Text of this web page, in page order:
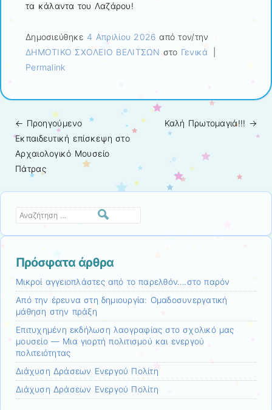
τα κάλαντα του Λαζάρου!
Δημοσιεύθηκε 4 Απριλίου 2026 από τον/την
ΔΗΜΟΤΙΚΟ ΣΧΟΛΕΙΟ ΒΕΛΙΤΣΩΝ στο Γενικά
Permalink
Πλοήγηση άρθρων
← Προηγούμενo
Εκπαιδευτική επίσκεψη στο
Αρχαιολογικό Μουσείο
Πάτρας
Καλή Πρωτομαγιά!!! →
Αναζήτηση
Πρόσφατα άρθρα
Μικροί αγγειοπλάστες από το παρελθόν….στο παρόν
Από την έρευνα στη δημιουργία: Ομαδοσυνεργατική
μάθηση στην πράξη
Επιτυχημένη εκδήλωση λαογραφίας στο σχολικό μας
μουσείο — Μια γιορτή πολιτισμού και ενεργού
πολιτειότητας
Διάχυση Δράσεων Ενεργού Πολίτη
Διάχυση Δράσεων Ενεργού Πολίτη